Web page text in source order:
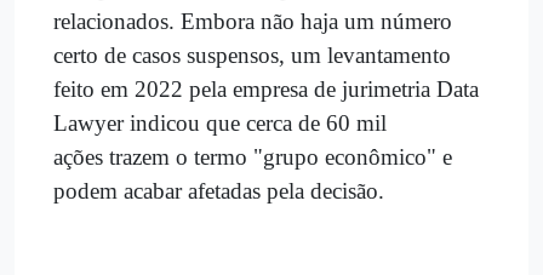
relacionados. Embora não haja um número
certo de casos suspensos, um levantamento
feito em 2022 pela empresa de jurimetria Data
Lawyer indicou que cerca de 60 mil
ações trazem o termo "grupo econômico" e
podem acabar afetadas pela decisão.